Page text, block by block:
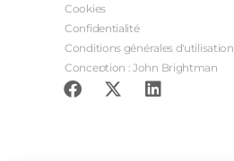
Cookies
Confidentialité
Conditions générales d'utilisation
Conception : John Brightman